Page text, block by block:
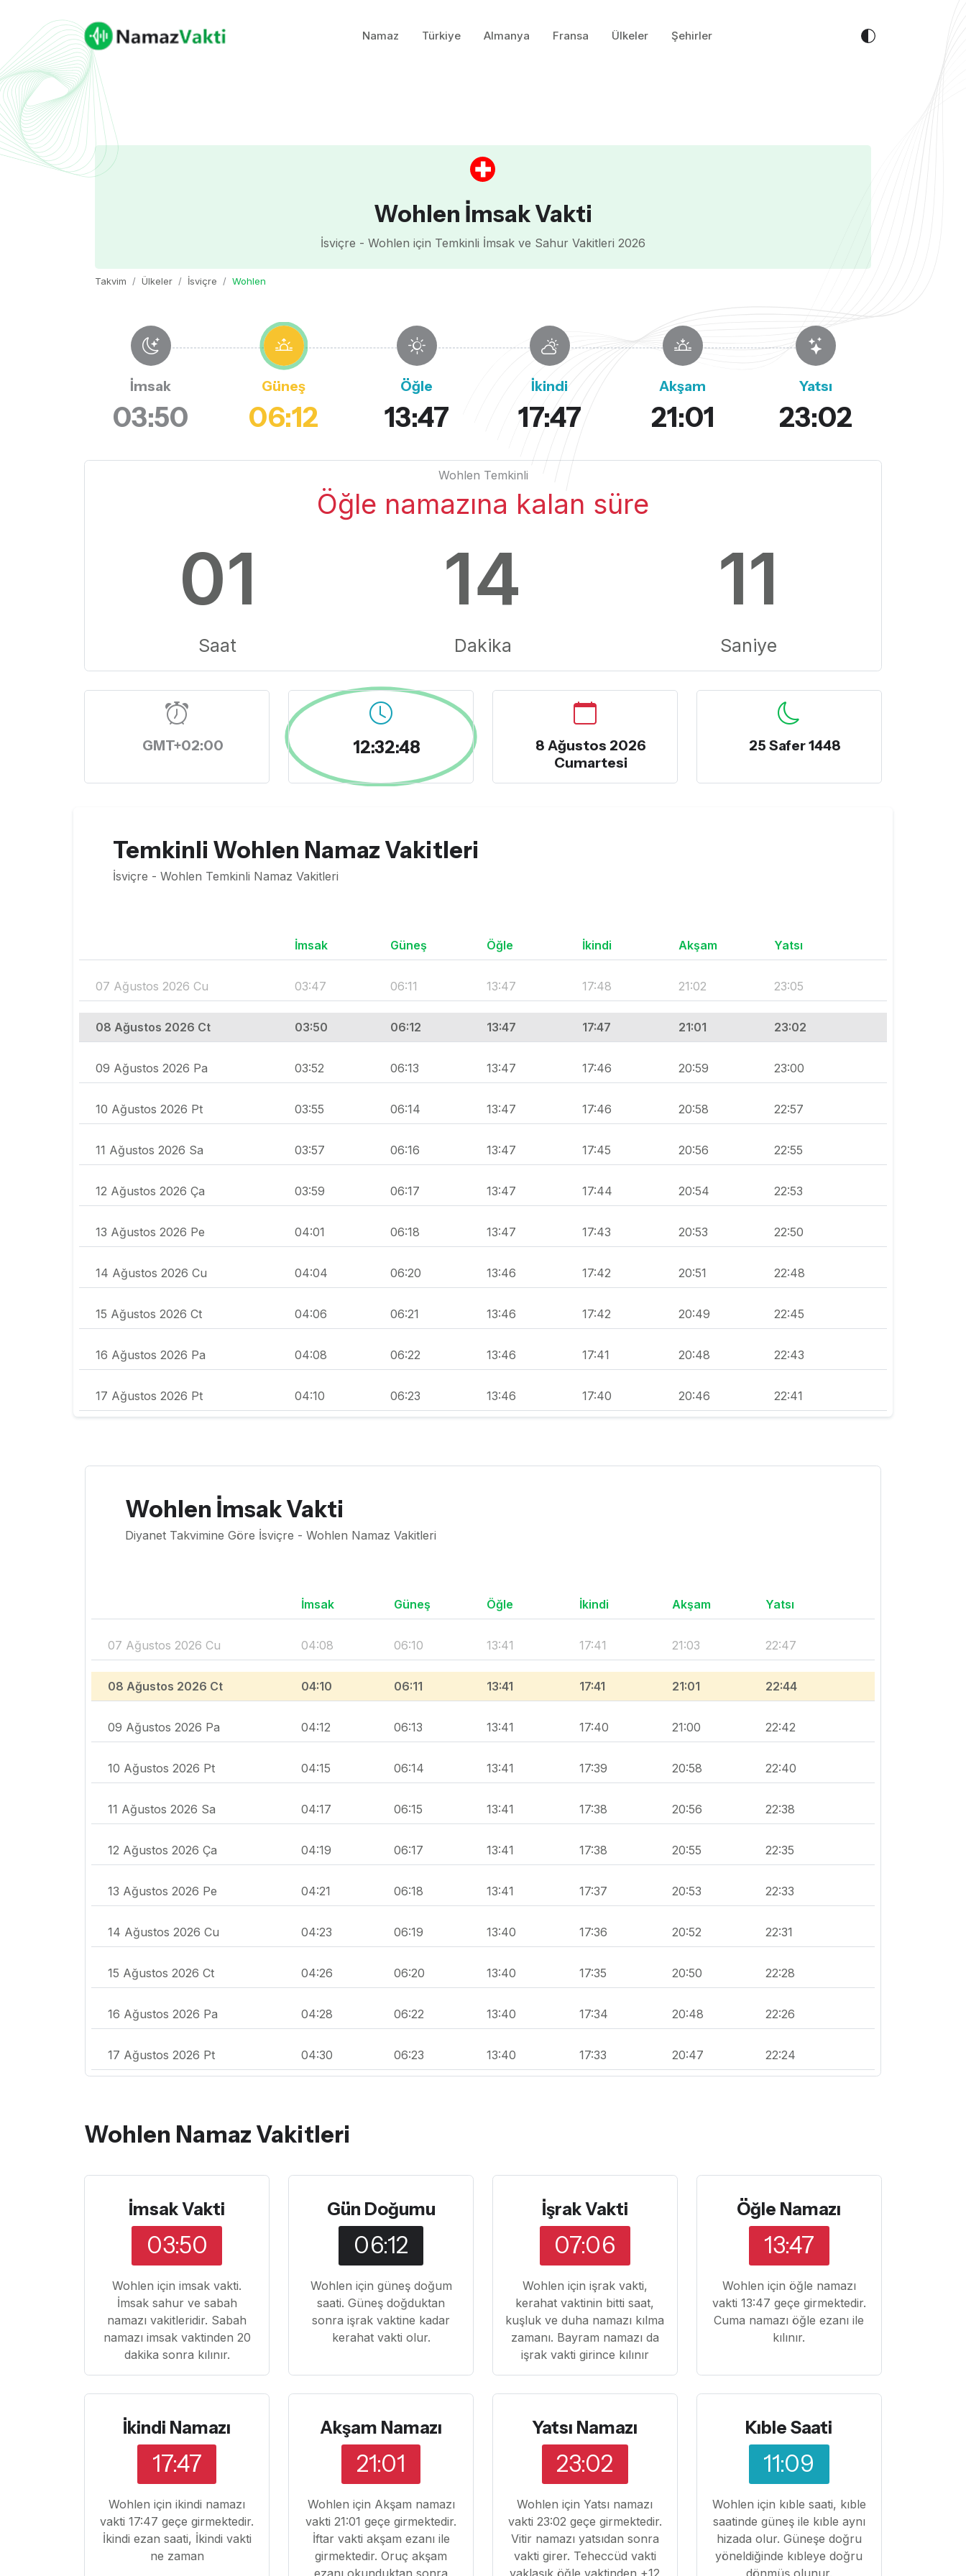
Namaz Türkiye Almanya Fransa Ülkeler Şehirler
Wohlen İmsak Vakti
İsviçre - Wohlen için Temkinli İmsak ve Sahur Vakitleri 2026
Takvim Ülkeler İsviçre Wohlen
İmsak
03:50
Güneş
06:12
Öğle
13:47
İkindi
17:47
Akşam
21:01
Yatsı
23:02
Wohlen Temkinli
Öğle namazına kalan süre
01
Saat
14
Dakika
10
Saniye
GMT+02:00 12:32:49
8 Ağustos 2026
Cumartesi
25 Safer 1448
Temkinli Wohlen Namaz Vakitleri
İsviçre - Wohlen Temkinli Namaz Vakitleri
İmsak Güneş Öğle İkindi Akşam Yatsı
07 Ağustos 2026 Cu 03:47 06:11 13:47 17:48 21:02 23:05
08 Ağustos 2026 Ct 03:50 06:12 13:47 17:47 21:01 23:02
09 Ağustos 2026 Pa 03:52 06:13 13:47 17:46 20:59 23:00
10 Ağustos 2026 Pt 03:55 06:14 13:47 17:46 20:58 22:57
11 Ağustos 2026 Sa 03:57 06:16 13:47 17:45 20:56 22:55
12 Ağustos 2026 Ça 03:59 06:17 13:47 17:44 20:54 22:53
13 Ağustos 2026 Pe 04:01 06:18 13:47 17:43 20:53 22:50
14 Ağustos 2026 Cu 04:04 06:20 13:46 17:42 20:51 22:48
15 Ağustos 2026 Ct 04:06 06:21 13:46 17:42 20:49 22:45
16 Ağustos 2026 Pa 04:08 06:22 13:46 17:41 20:48 22:43
17 Ağustos 2026 Pt 04:10 06:23 13:46 17:40 20:46 22:41
Wohlen İmsak Vakti
Diyanet Takvimine Göre İsviçre - Wohlen Namaz Vakitleri
İmsak Güneş Öğle İkindi Akşam Yatsı
07 Ağustos 2026 Cu 04:08 06:10 13:41 17:41 21:03 22:47
08 Ağustos 2026 Ct 04:10 06:11 13:41 17:41 21:01 22:44
09 Ağustos 2026 Pa 04:12 06:13 13:41 17:40 21:00 22:42
10 Ağustos 2026 Pt 04:15 06:14 13:41 17:39 20:58 22:40
11 Ağustos 2026 Sa 04:17 06:15 13:41 17:38 20:56 22:38
12 Ağustos 2026 Ça 04:19 06:17 13:41 17:38 20:55 22:35
13 Ağustos 2026 Pe 04:21 06:18 13:41 17:37 20:53 22:33
14 Ağustos 2026 Cu 04:23 06:19 13:40 17:36 20:52 22:31
15 Ağustos 2026 Ct 04:26 06:20 13:40 17:35 20:50 22:28
16 Ağustos 2026 Pa 04:28 06:22 13:40 17:34 20:48 22:26
17 Ağustos 2026 Pt 04:30 06:23 13:40 17:33 20:47 22:24
Wohlen Namaz Vakitleri
İmsak Vakti
03:50
Wohlen için imsak vakti.
İmsak sahur ve sabah
namazı vakitleridir. Sabah
namazı imsak vaktinden 20
dakika sonra kılınır.
Gün Doğumu
06:12
Wohlen için güneş doğum
saati. Güneş doğduktan
sonra işrak vaktine kadar
kerahat vakti olur.
İşrak Vakti
07:06
Wohlen için işrak vakti,
kerahat vaktinin bitti saat,
kuşluk ve duha namazı kılma
zamanı. Bayram namazı da
işrak vakti girince kılınır
Öğle Namazı
13:47
Wohlen için öğle namazı
vakti 13:47 geçe girmektedir.
Cuma namazı öğle ezanı ile
kılınır.
İkindi Namazı
17:47
Wohlen için ikindi namazı
vakti 17:47 geçe girmektedir.
İkindi ezan saati, İkindi vakti
ne zaman
Akşam Namazı
21:01
Wohlen için Akşam namazı
vakti 21:01 geçe girmektedir.
İftar vakti akşam ezanı ile
girmektedir. Oruç akşam
ezanı okunduktan sonra
Yatsı Namazı
23:02
Wohlen için Yatsı namazı
vakti 23:02 geçe girmektedir.
Vitir namazı yatsıdan sonra
vakti girer. Teheccüd vakti
yaklaşık öğle vaktinden +12
Kıble Saati
11:09
Wohlen için kıble saati, kıble
saatinde güneş ile kıble aynı
hizada olur. Güneşe doğru
yöneldiğinde kıbleye doğru
dönmüş olunur.